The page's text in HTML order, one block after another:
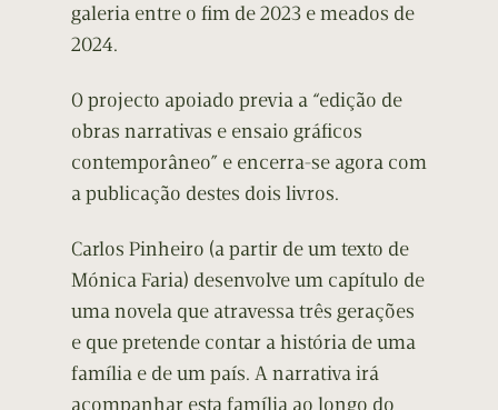
galeria entre o fim de 2023 e meados de
2024.
O projecto apoiado previa a “edição de
obras narrativas e ensaio gráficos
contemporâneo” e encerra-se agora com
a publicação destes dois livros.
Carlos Pinheiro (a partir de um texto de
Mónica Faria) desenvolve um capítulo de
uma novela que atravessa três gerações
e que pretende contar a história de uma
família e de um país. A narrativa irá
acompanhar esta família ao longo do